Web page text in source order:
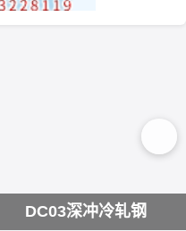
DC03深冲冷轧钢